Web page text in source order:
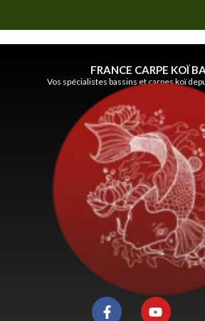
FRANCE CARPE KOÏ
Vos spécialistes bassins et carpes koï
F
a
Y
o